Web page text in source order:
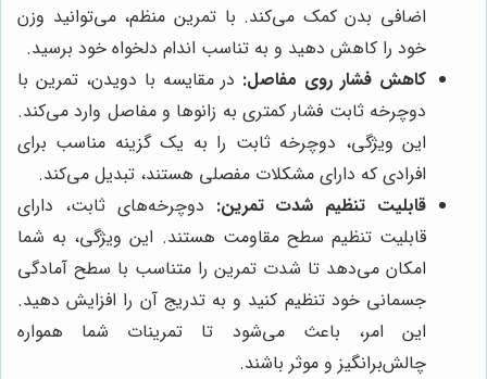
اضافی بدن کمک می‌کند. با تمرین منظم، می‌توانید وزن
خود را کاهش دهید و به تناسب اندام دلخواه خود برسید.
کاهش فشار روی مفاصل: در مقایسه با دویدن، تمرین با
دوچرخه ثابت فشار کمتری به زانوها و مفاصل وارد می‌کند.
این ویژگی، دوچرخه ثابت را به یک گزینه مناسب برای
افرادی که دارای مشکلات مفصلی هستند، تبدیل می‌کند.
قابلیت تنظیم شدت تمرین: دوچرخه‌های ثابت، دارای
قابلیت تنظیم سطح مقاومت هستند. این ویژگی، به شما
امکان می‌دهد تا شدت تمرین را متناسب با سطح آمادگی
جسمانی خود تنظیم کنید و به تدریج آن را افزایش دهید.
این امر، باعث می‌شود تا تمرینات شما همواره
چالش‌برانگیز و موثر باشند.